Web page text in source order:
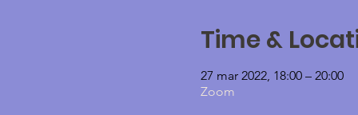
Time &
27 mar 2022, 18:00 – 20:00
Zoom